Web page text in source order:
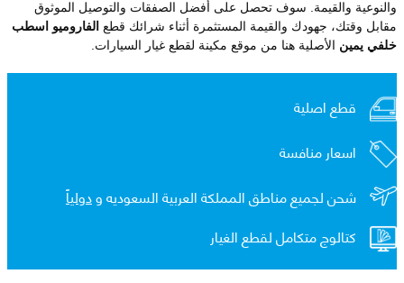
والنوعية والقيمة. سوف تحصل على أفضل الصفقات والتوصيل الموثوق
مقابل وقتك، جهودك والقيمة المستثمرة أثناء شرائك قطع الفاروميو اسطب
خلفي يمين الأصلية هنا من موقع مكينة لقطع غيار السيارات.
قطع اصلية
اسعار منافسة
شحن لجميع مناطق المملكة العربية السعوديه ودولياً
كتالوج متكامل لقطع الغيار